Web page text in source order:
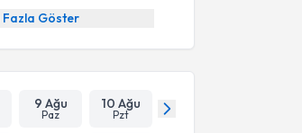
Fazla Göster
9 Ağu
Paz
10 Ağu
Pzt